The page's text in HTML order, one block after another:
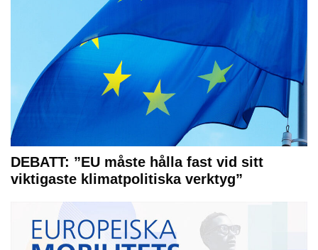
DEBATT: ”EU måste hålla fast vid sitt
viktigaste klimatpolitiska verktyg”